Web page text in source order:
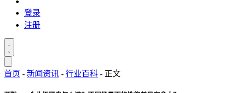
登录
注册
首页 - 新闻资讯 - 行业百科 - 正文